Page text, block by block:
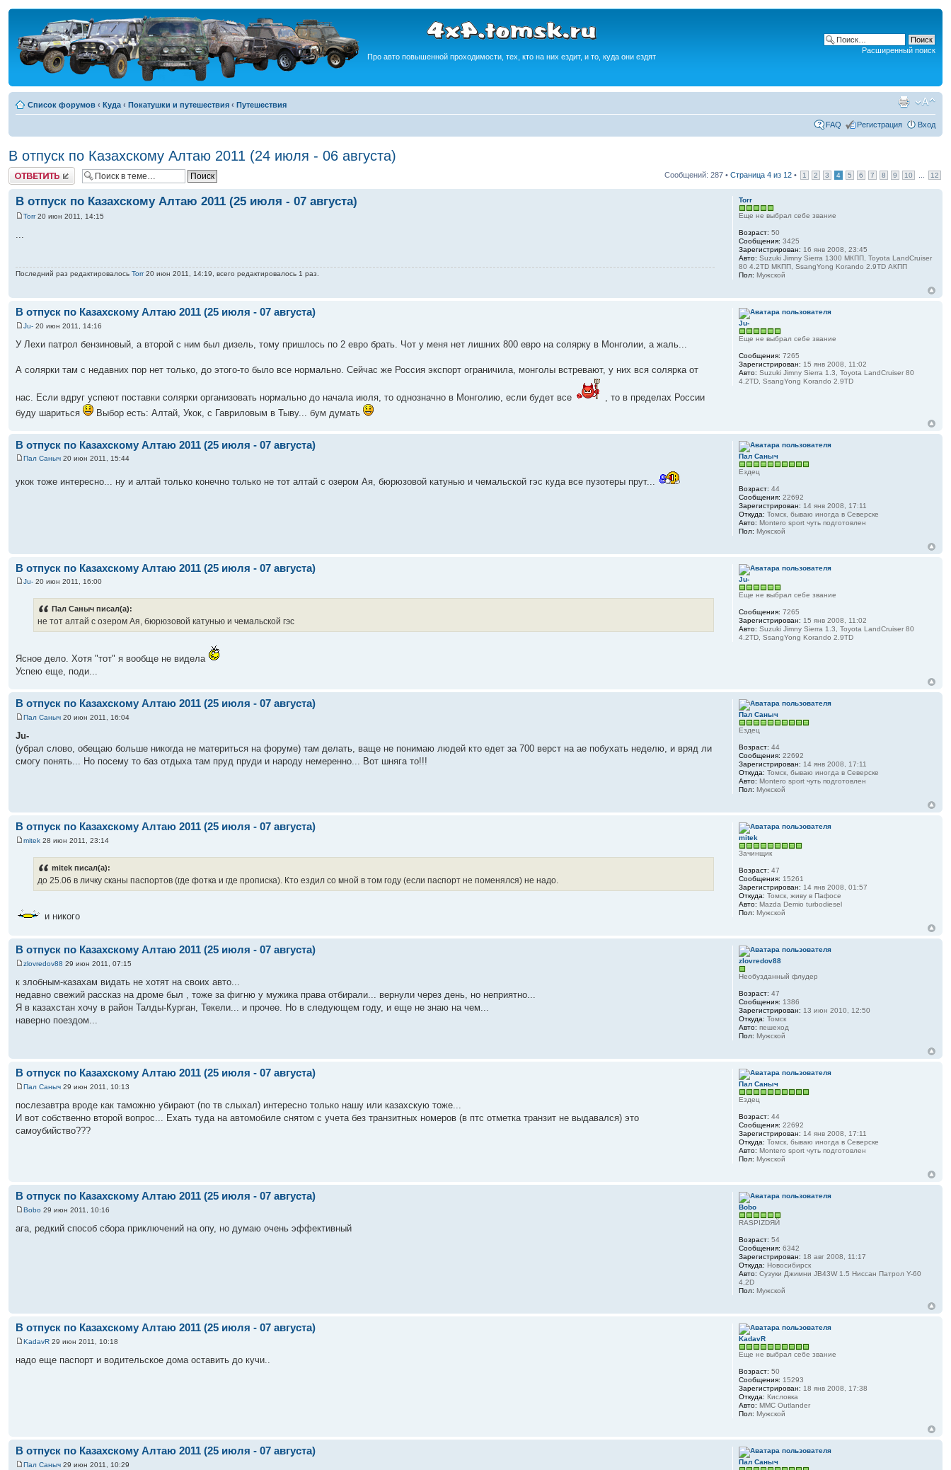
Про авто повышенной проходимости, тех, кто на них ездит, и то, куда они ездят
Расширенный поиск
Список форумов ‹ Куда ‹ Покатушки и путешествия ‹ Путешествия
FAQ Регистрация Вход
В отпуск по Казахскому Алтаю 2011 (24 июля - 06 августа)
Ответить Сообщений: 287 • Страница 4 из 12 • 1 2 3 4 5 6 7 8 9 10 12
В отпуск по Казахскому Алтаю 2011 (25 июля - 07 августа)
Torr20 июн 2011, 14:15
...
Последний раз редактировалось Torr20 июн 2011, 14:19, всего редактировалось 1 раз.
Torr
Еще не выбрал себе звание
Возраст: 50
Сообщения: 3425
Зарегистрирован: 16 янв 2008, 23:45
Авто: Suzuki Jimny Sierra 1300 МКПП, Toyota LandCruiser
80 4.2TD МКПП, SsangYong Korando 2.9TD АКПП
Пол: Мужской
В отпуск по Казахскому Алтаю 2011 (25 июля - 07 августа)
Ju- 20 июн 2011, 14:16
У Лехи патрол бензиновый, а второй с ним был дизель, тому пришлось по 2 евро брать. Чот у меня нет лишних 800 евро на солярку в Монголии, а жаль...
А солярки там с недавних пор нет только, до этого-то было все нормально. Сейчас же Россия экспорт ограничила, монголы встревают, у них вся солярка от
нас. Если вдруг успеют поставки солярки организовать нормально до начала июля, то однозначно в Монголию, если будет все
, то в пределах России
буду шариться
Выбор есть: Алтай, Укок, с Гавриловым в Тыву... бум думать
Ju-
Еще не выбрал себе звание
Сообщения: 7265
Зарегистрирован: 15 янв 2008, 11:02
Авто: Suzuki Jimny Sierra 1.3, Toyota LandCruiser 80
4.2TD, SsangYong Korando 2.9TD
В отпуск по Казахскому Алтаю 2011 (25 июля - 07 августа)
Пал Саныч 20 июн 2011, 15:44
укок тоже интересно... ну и алтай только конечно только не тот алтай с озером Ая, бюрюзовой катунью и чемальской гэс куда все пузотеры прут...
Пал Саныч
Ездец
Возраст: 44
Сообщения: 22692
Зарегистрирован: 14 янв 2008, 17:11
Откуда: Томск, бываю иногда в Северске
Авто: Montero sport чуть подготовлен
Пол: Мужской
В отпуск по Казахскому Алтаю 2011 (25 июля - 07 августа)
Ju- 20 июн 2011, 16:00
Пал Саныч писал(а):
не тот алтай с озером Ая, бюрюзовой катунью и чемальской гэс
Ясное дело. Хотя "тот" я вообще не видела
Успею еще, поди...
Ju-
Еще не выбрал себе звание
Сообщения: 7265
Зарегистрирован: 15 янв 2008, 11:02
Авто: Suzuki Jimny Sierra 1.3, Toyota LandCruiser 80
4.2TD, SsangYong Korando 2.9TD
В отпуск по Казахскому Алтаю 2011 (25 июля - 07 августа)
Пал Саныч 20 июн 2011, 16:04
Ju-
(убрал слово, обещаю больше никогда не материться на форуме) там делать, ваще не понимаю людей кто едет за 700 верст на ае побухать неделю, и вряд ли
смогу понять... Но посему то баз отдыха там пруд пруди и народу немеренно... Вот шняга то!!!
Пал Саныч
Ездец
Возраст: 44
Сообщения: 22692
Зарегистрирован: 14 янв 2008, 17:11
Откуда: Томск, бываю иногда в Северске
Авто: Montero sport чуть подготовлен
Пол: Мужской
В отпуск по Казахскому Алтаю 2011 (25 июля - 07 августа)
mitek 28 июн 2011, 23:14
mitek писал(а):
до 25.06 в личку сканы паспортов (где фотка и где прописка). Кто ездил со мной в том году (если паспорт не поменялся) не надо.
и никого
mitek
Зачинщик
Возраст: 47
Сообщения: 15261
Зарегистрирован: 14 янв 2008, 01:57
Откуда: Томск, живу в Пафосе
Авто: Mazda Demio turbodiesel
Пол: Мужской
В отпуск по Казахскому Алтаю 2011 (25 июля - 07 августа)
zlovredov88 29 июн 2011, 07:15
к злобным-казахам видать не хотят на своих авто...
недавно свежий рассказ на дроме был , тоже за фигню у мужика права отбирали... вернули через день, но неприятно...
Я в казахстан хочу в район Талды-Курган, Текели... и прочее. Но в следующем году, и еще не знаю на чем...
наверно поездом...
zlovredov88
Необузданный флудер
Возраст: 47
Сообщения: 1386
Зарегистрирован: 13 июн 2010, 12:50
Откуда: Томск
Авто: пешеход
Пол: Мужской
В отпуск по Казахскому Алтаю 2011 (25 июля - 07 августа)
Пал Саныч 29 июн 2011, 10:13
послезавтра вроде как таможню убирают (по тв слыхал) интересно только нашу или казахскую тоже...
И вот собственно второй вопрос... Ехать туда на автомобиле снятом с учета без транзитных номеров (в птс отметка транзит не выдавался) это
самоубийство???
Пал Саныч
Ездец
Возраст: 44
Сообщения: 22692
Зарегистрирован: 14 янв 2008, 17:11
Откуда: Томск, бываю иногда в Северске
Авто: Montero sport чуть подготовлен
Пол: Мужской
В отпуск по Казахскому Алтаю 2011 (25 июля - 07 августа)
Bobo 29 июн 2011, 10:16
ага, редкий способ сбора приключений на опу, но думаю очень эффективный
Bobo
RASPIZDЯЙ
Возраст: 54
Сообщения: 6342
Зарегистрирован: 18 авг 2008, 11:17
Откуда: Новосибирск
Авто: Сузуки Джимни JB43W 1.5 Ниссан Патрол Y-60
4,2D
Пол: Мужской
В отпуск по Казахскому Алтаю 2011 (25 июля - 07 августа)
KadavR 29 июн 2011, 10:18
надо еще паспорт и водительское дома оставить до кучи..
KadavR
Еще не выбрал себе звание
Возраст: 50
Сообщения: 15293
Зарегистрирован: 18 янв 2008, 17:38
Откуда: Кисловка
Авто: MMC Outlander
Пол: Мужской
В отпуск по Казахскому Алтаю 2011 (25 июля - 07 августа)
Пал Саныч 29 июн 2011, 10:29
Пал Саныч